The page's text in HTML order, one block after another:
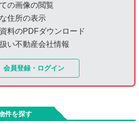
ての画像の閲覧
住所の表示
資料のPDFダウンロード
扱い不動産会社情報
会員登録・ログイン
件を探す